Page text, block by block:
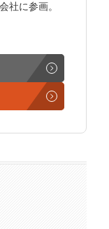
社に参画。
部隊立ち上げな
て活動。現在は
ケティングと
戦績は2戦0勝2